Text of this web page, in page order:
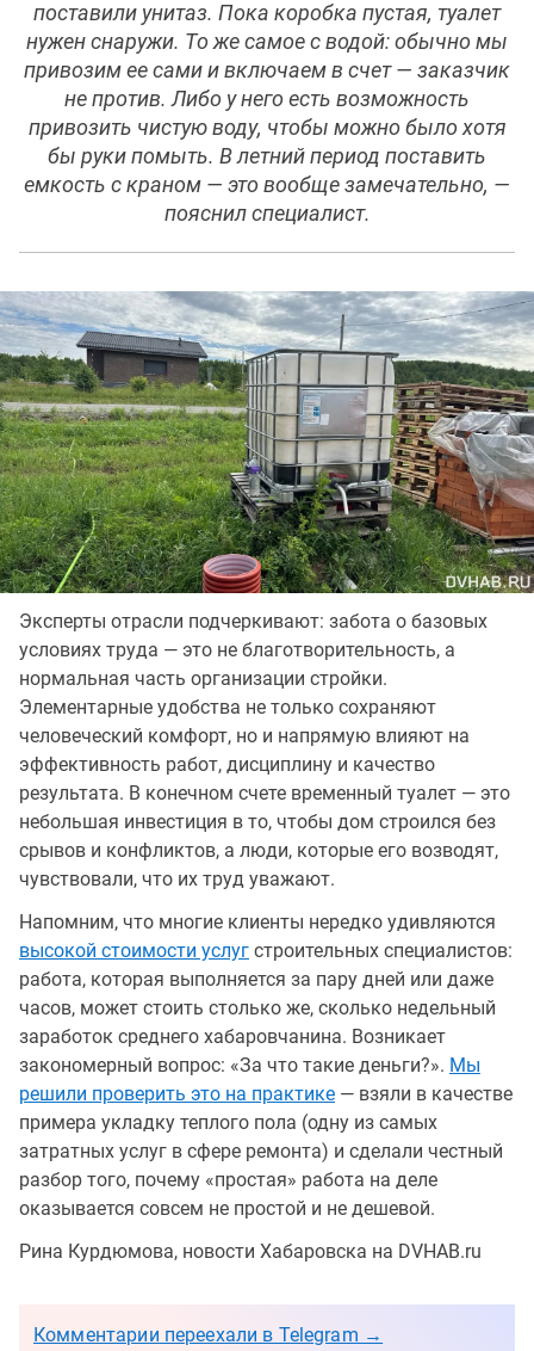
поставили унитаз. Пока коробка пустая, туалет
нужен снаружи. То же самое с водой: обычно мы
привозим ее сами и включаем в счет — заказчик
не против. Либо у него есть возможность
привозить чистую воду, чтобы можно было хотя
бы руки помыть. В летний период поставить
емкость с краном — это вообще замечательно, —
пояснил специалист.
Эксперты отрасли подчеркивают: забота о базовых
условиях труда — это не благотворительность, а
нормальная часть организации стройки.
Элементарные удобства не только сохраняют
человеческий комфорт, но и напрямую влияют на
эффективность работ, дисциплину и качество
результата. В конечном счете временный туалет — это
небольшая инвестиция в то, чтобы дом строился без
срывов и конфликтов, а люди, которые его возводят,
чувствовали, что их труд уважают.
Напомним, что многие клиенты нередко удивляются
высокой стоимости услуг строительных специалистов:
работа, которая выполняется за пару дней или даже
часов, может стоить столько же, сколько недельный
заработок среднего хабаровчанина. Возникает
закономерный вопрос: «За что такие деньги?». Мы
решили проверить это на практике — взяли в качестве
примера укладку теплого пола (одну из самых
затратных услуг в сфере ремонта) и сделали честный
разбор того, почему «простая» работа на деле
оказывается совсем не простой и не дешевой.
Рина Курдюмова, новости Хабаровска на DVHAB.ru
Комментарии переехали в Telegram →